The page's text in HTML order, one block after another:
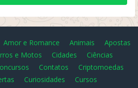
Amor e Romance Animais
Apostas
e Motos Cidades
Ciências
Contatos
Criptomoedas
Curiosidades
Cursos